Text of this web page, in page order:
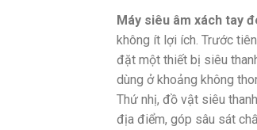
Máy siêu âm xách tay
không ít lợi ích. Trước
đặt một thiết bị siêu
dùng ở khoảng không
Thứ nhị, đồ vật siêu
địa điểm, góp sâu sát